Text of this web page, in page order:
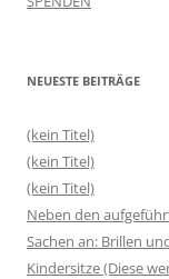
NEUESTE BEITRÄGE
(kein Titel)
(kein Titel)
(kein Titel)
Neben den
Sachen an: Brillen
Kindersitze (Diese